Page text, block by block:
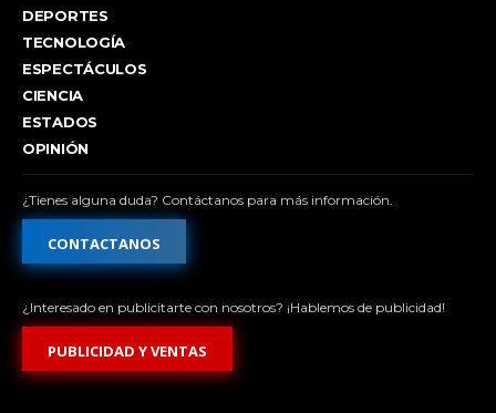
DEPORTES
TECNOLOGÍA
ESPECTÁCULOS
CIENCIA
ESTADOS
OPINIÓN
¿Tienes alguna duda? Contáctanos para más información.
CONTACTANOS
¿Interesado en publicitarte con nosotros? ¡Hablemos de publicidad!
PUBLICIDAD Y VENTAS